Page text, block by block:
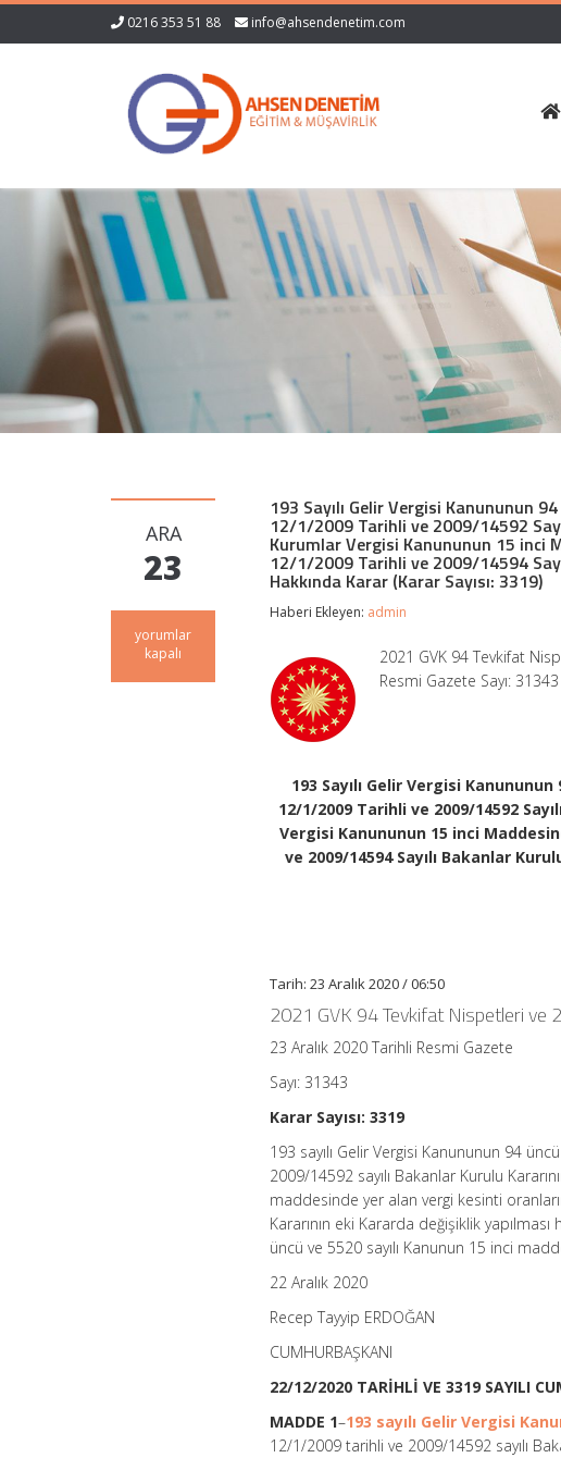
0216 353 51 88 info@ahsendenetim.com
ARA
23
193
Sayılı
yorumlar
kapalı
193 Sayılı Gelir Vergisi Kanununun
12/1/2009 Tarihli ve 2009/14592
Kurumlar Vergisi Kanununun 15 inci
12/1/2009 Tarihli ve 2009/14594
Hakkında Karar (Karar Sayısı: 3319)
Haberi Ekleyen: admin
2021 GVK 94 Tevkifat
Resmi Gazete Sayı:
193 Sayılı Gelir Vergisi
12/1/2009 Tarihli ve 2009/14592
Vergisi Kanununun 15 inci
ve 2009/14594 Sayılı Bakanlar
Tarih: 23 Aralık 2020 / 06:50
2021 GVK 94 Tevkifat Nispetleri ve
23 Aralık 2020 Tarihli Resmi Gazete
Sayı: 31343
Karar Sayısı: 3319
193 sayılı Gelir Vergisi Kanununun 94
2009/14592 sayılı Bakanlar Kurulu
maddesinde yer alan vergi kesinti
Kararının eki Kararda değişiklik
üncü ve 5520 sayılı Kanunun 15 inci
22 Aralık 2020
Recep Tayyip ERDOĞAN
CUMHURBAŞKANI
22/12/2020 TARİHLİ VE 3319 SAYILI
MADDE 1–193 sayılı Gelir Vergisi
12/1/2009 tarihli ve 2009/14592 sayılı